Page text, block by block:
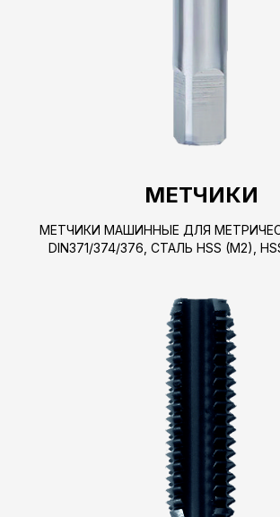
МЕТЧИКИ
МЕТЧИКИ МАШИННЫЕ ДЛЯ
DIN371/374/376, СТАЛЬ HSS (M2),